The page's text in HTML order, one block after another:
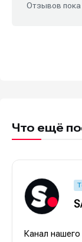
Отзывов
Что ещё
Канал